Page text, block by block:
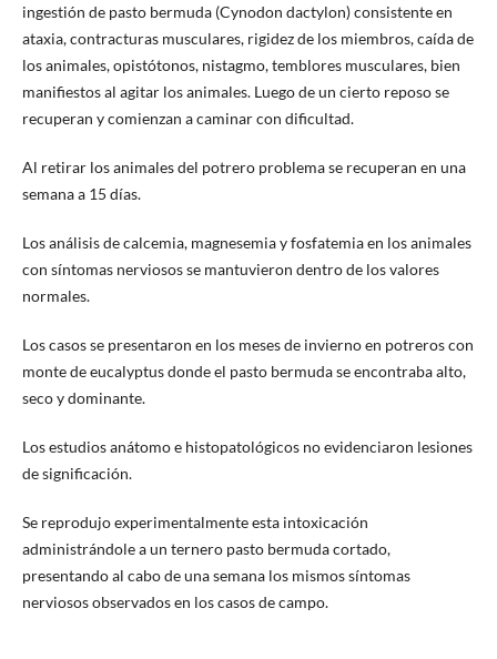
ingestión de pasto bermuda (Cynodon dactylon) consistente en
ataxia, contracturas musculares, rigidez de los miembros, caída de
los animales, opistótonos, nistagmo, temblores musculares, bien
manifiestos al agitar los animales. Luego de un cierto reposo se
recuperan y comienzan a caminar con dificultad.
Al retirar los animales del potrero problema se recuperan en una
semana a 15 días.
Los análisis de calcemia, magnesemia y fosfatemia en los animales
con síntomas nerviosos se mantuvieron dentro de los valores
normales.
Los casos se presentaron en los meses de invierno en potreros con
monte de eucalyptus donde el pasto bermuda se encontraba alto,
seco y dominante.
Los estudios anátomo e histopatológicos no evidenciaron lesiones
de significación.
Se reprodujo experimentalmente esta intoxicación
administrándole a un ternero pasto bermuda cortado,
presentando al cabo de una semana los mismos síntomas
nerviosos observados en los casos de campo.